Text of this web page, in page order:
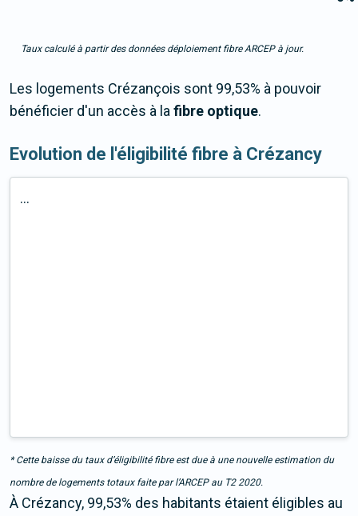
Taux calculé à partir des données déploiement fibre ARCEP à jour.
Les logements Crézançois sont 99,53% à pouvoir
bénéficier d'un accès à lafibre optique.
Evolution de l'éligibilité fibre à Crézancy
...
* Cette baisse du taux d’éligibilité fibre est due à une nouvelle estimation du
nombre de logements totaux faite par l’ARCEP au T2 2020.
À Crézancy, 99,53% des habitants étaient éligibles au